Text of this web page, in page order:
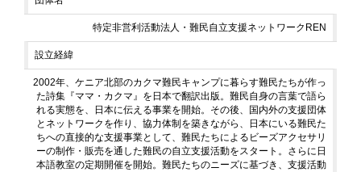
特定非営利活動法人・難民自立支援ネットワークREN
設立経緯
2002年、ケニア北部のカクマ難民キャンプに暮らす難民たちが作っ
た詩集『ママ・カクマ』を日本で翻訳出版。難民自身の言葉で語ら
れる実態を、日本に伝える事業を開始。その後、国内外の支援団体
とネットワークを作り、協力体制を築きながら、日本にいる難民た
ちへの直接的な支援事業として、難民たちによるビーズアクセサリ
ーの制作・販売を通した難民の自立支援活動をスタート。さらに日
本語教室の定期開催を開始。難民たちのニーズに基づき、支援活動